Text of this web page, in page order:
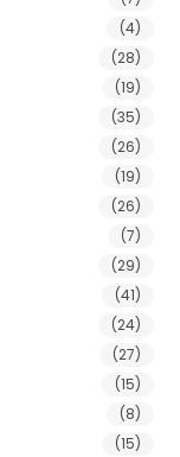
(4)
(28)
(19)
(35)
(26)
(19)
(26)
(7)
(29)
(41)
(24)
(27)
(15)
(8)
(15)